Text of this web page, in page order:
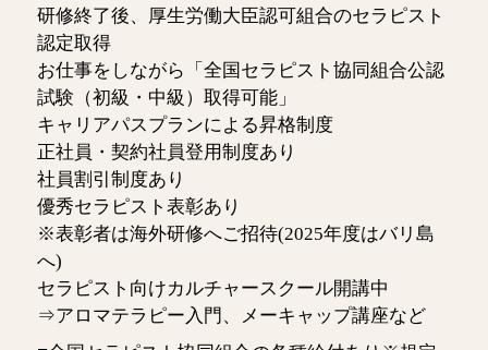
研修終了後、厚生労働大臣認可組合のセラピスト
認定取得
お仕事をしながら「全国セラピスト協同組合公認
試験（初級・中級）取得可能」
キャリアパスプランによる昇格制度
正社員・契約社員登用制度あり
社員割引制度あり
優秀セラピスト表彰あり
※表彰者は海外研修へご招待(2025年度はバリ島
へ)
セラピスト向けカルチャースクール開講中
⇒アロマテラピー入門、メーキャップ講座など